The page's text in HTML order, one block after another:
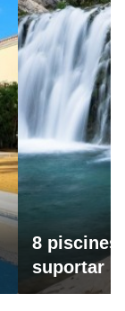
8 piscines
suportar